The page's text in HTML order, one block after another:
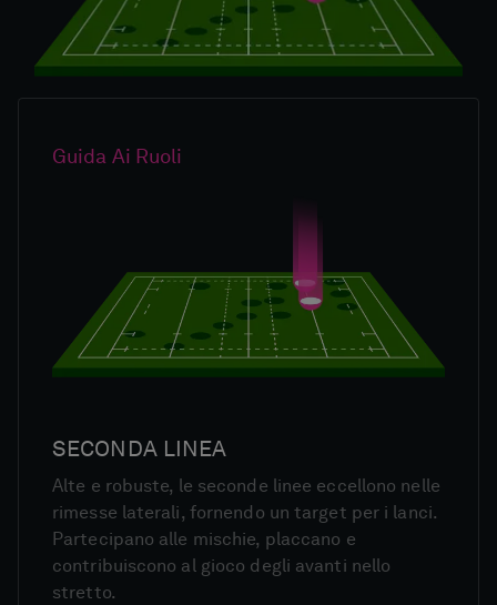
Guida Ai Ruoli
SECONDA LINEA
Alte e robuste, le seconde linee eccellono nelle
rimesse laterali, fornendo un target per i lanci.
Partecipano alle mischie, placcano e
contribuiscono al gioco degli avanti nello
stretto.